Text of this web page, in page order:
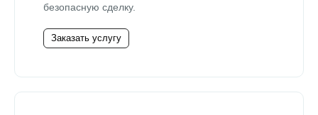
безопасную сделку.
Заказать услугу